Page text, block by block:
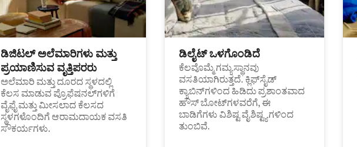
ಡಿಜಿಟಲ್ ಅಲೆಮಾರಿಗಳು ಮತ್ತು
ಪ್ರಯಾಣಿಸುವ ವೃತ್ತಿಪರರು
ಅಲೆಮಾರಿ ಮತ್ತು ದೂರದ ಸ್ಥಳದಲ್ಲಿ
ಕೆಲಸ ಮಾಡುವ ಪ್ರೊಫೆಷನಲ್‌ಗಳಿಗೆ
ವೈಫೈ ಮತ್ತು ಮೀಸಲಾದ ಕೆಲಸದ
ಸ್ಥಳಗಳೊಂದಿಗೆ ಆರಾಮದಾಯಕ ವಸತಿ
ಸೌಕರ್ಯಗಳು.
ಡಿಲೈಟ್ ಒಳಗೊಂಡಿದೆ
ಕೆಲವೊಮ್ಮೆ ಗಮ್ಯಸ್ಥಾನವು
ವಸತಿಯಾಗಿರುತ್ತದೆ. ಕ್ಲಿಫ್‌ಸೈಡ್
ಕ್ಯಾಬಿನ್‌ಗಳಿಂದ ಹಿಡಿದು ಪ್ರಶಾಂತವಾದ
ಹೌಸ್ ಬೋಟ್‌ಗಳವರೆಗೆ, ಈ
ಬಾಡಿಗೆಗಳು ವಿಶಿಷ್ಟ ವೈಶಿಷ್ಟ್ಯಗಳಿಂದ
ತುಂಬಿವೆ.